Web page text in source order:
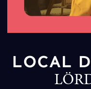
LOCAL